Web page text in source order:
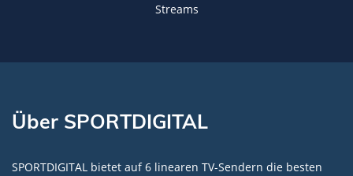
Streams
Über SPORTDIGITAL
SPORTDIGITAL bietet auf 6 linearen TV-Sendern die besten